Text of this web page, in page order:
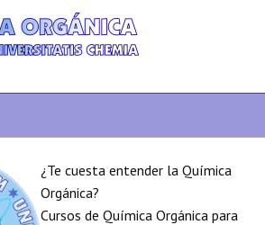
¿Te cuesta entender la Química
Orgánica?
Cursos de Química Orgánica para